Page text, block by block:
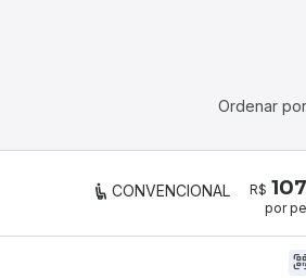
Ordenar
CONVENCIONAL R$
por